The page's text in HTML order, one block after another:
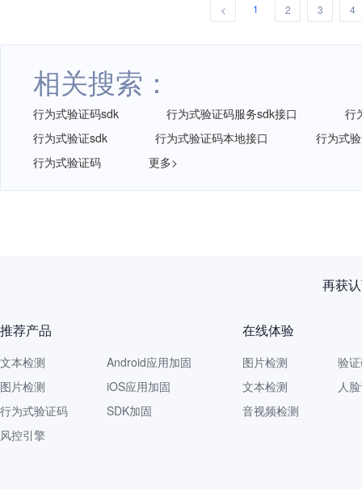
< 1 2 3 4
相关搜索：
行为式验证码sdk 行为式验证码服务sdk接口
行
行为式验证sdk
行为式验证码本地接口
行为式
行为式验证码
更多>
再获
推荐产品
文本检测
图片检测
行为式验证码
风控引擎
Android应用加固
iOS应用加固
SDK加固
在线体验
图片检测
文本检测
音视频检测
验
人